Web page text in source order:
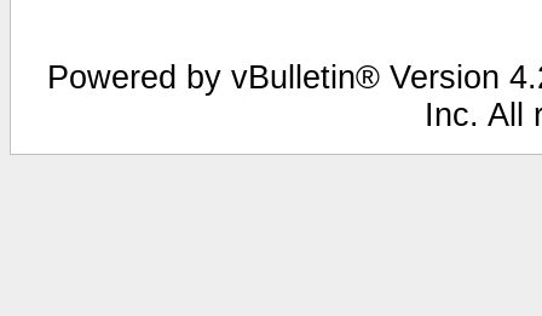
Powered by vBulletin® Version
Inc. All